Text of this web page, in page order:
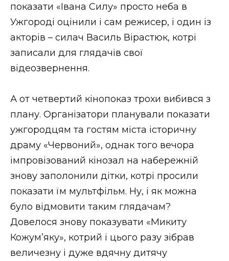
показати «Івана Силу» просто неба в
Ужгороді оцінили і сам режисер, і один із
акторів – силач Василь Вірастюк, котрі
записали для глядачів свої
відеозвернення.
А от четвертий кінопоказ трохи вибився з
плану. Організатори планували показати
ужгородцям та гостям міста історичну
драму «Червоний», однак того вечора
імпровізований кінозал на набережній
знову заполонили дітки, котрі просили
показати їм мультфільм. Ну, і як можна
було відмовити таким глядачам?
Довелося знову показувати «Микиту
Кожум’яку», котрий і цього разу зібрав
величезну і дуже вдячну дитячу